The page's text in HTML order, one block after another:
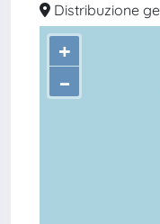
Distribuzione
+
–